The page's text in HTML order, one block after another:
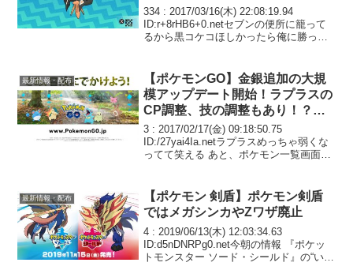
たりが良いかな？
334 : 2017/03/16(木) 22:08:19.94
ID:r+8rHB6+0.netセブンの便所に籠って
るから黒コケコほしかったら俺に勝って
最新情報・配布
【ポケモンGO】金銀追加の大規
模アップデート開始！ラプラスの
CP調整、技の調整もあり！？地
域限定ポケモンは？
3 : 2017/02/17(金) 09:18:50.75
ID:/27yai4Ia.netラプラスめっちゃ弱くな
ってて笑える あと、ポケモン一覧画面の
最新情報・配布
【ポケモン 剣盾】ポケモン剣盾
ではメガシンカやZワザ廃止
4 : 2019/06/13(木) 12:03:34.63
ID:d5nDNRPg0.net今朝の情報 『ポケッ
トモンスター ソード・シールド』の“いま